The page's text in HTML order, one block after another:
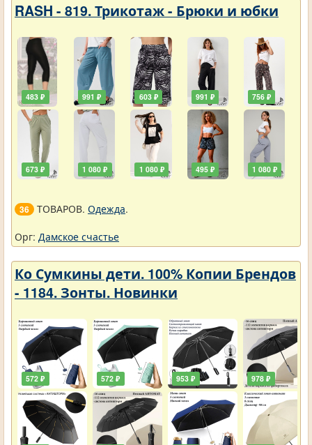
RASH - 819. Трикотаж - Брюки и юбки
483 ₽
673 ₽
991 ₽
1 080 ₽
603 ₽
1 080 ₽
991 ₽
495 ₽
756 ₽
1 080 ₽
36 ТОВАРОВ. Одежда.
Орг: Дамское счастье
Ко Сумкины дети. 100% Копии Брендов
- 1184. Зонты. Новинки
572 ₽ 572 ₽ 953 ₽ 978 ₽